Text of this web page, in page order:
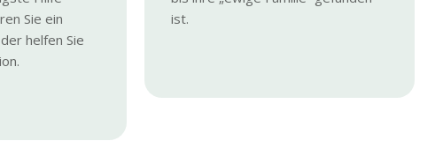
Sie ein
helfen Sie
ist.